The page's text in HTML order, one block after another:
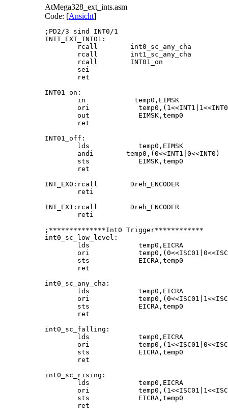
AtMega328_ext_ints.asm
Code: [Ansicht]
;PD2/3 sind INT0/1
INIT_EXT_INT01:
rcall        int0_sc_any_cha
rcall        int1_sc_any_cha
rcall        INT01_on
sei
        ret
INT01_on:
        in            temp0,EIMSK
ori
        out            EIMSK,temp0
        ret
INT01_off:
        lds            temp0,EIMSK
andi        temp0,(0<<INT1|0<<INT0)
        sts            EIMSK,temp0
        ret
INT_EX0:rcall        Dreh_ENCODER
        reti
INT_EX1:rcall        Dreh_ENCODER
        reti
;**************Int0 Trigger************
int0_sc_low_level:
        lds            temp0,EICRA
ori
        sts            EICRA,temp0
        ret
int0_sc_any_cha:
        lds            temp0,EICRA
ori
        sts            EICRA,temp0
        ret
int0_sc_falling:
        lds            temp0,EICRA
ori
        sts            EICRA,temp0
        ret
int0_sc_rising:
        lds            temp0,EICRA
ori
        sts            EICRA,temp0
        ret